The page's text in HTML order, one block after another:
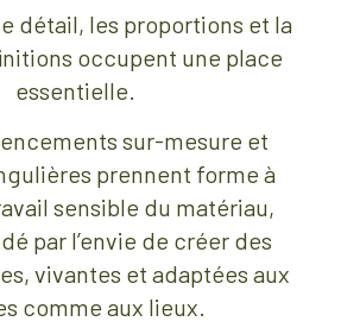
détail, les proportions et la
occupent une place
essentielle.
sur-mesure et
prennent forme à
sensible du matériau,
par l’envie de créer des
vivantes et adaptées aux
comme aux lieux.